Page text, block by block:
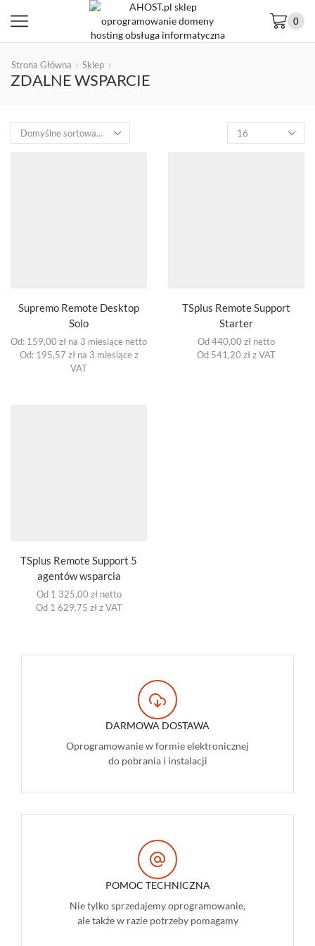
0
Strona Główna Sklep
ZDALNE WSPARCIE
Supremo Remote Desktop
Solo
Od: 159,00 zł na 3 miesiące netto
Od: 195,57 zł na 3 miesiące z
VAT
TSplus Remote Support
Starter
Od 440,00 zł netto
Od 541,20 zł z VAT
TSplus Remote Support 5
agentów wsparcia
Od 1 325,00 zł netto
Od 1 629,75 zł z VAT
DARMOWA DOSTAWA
Oprogramowanie w formie elektronicznej
do pobrania i instalacji
POMOC TECHNICZNA
Nie tylko sprzedajemy oprogramowanie,
ale także w razie potrzeby pomagamy